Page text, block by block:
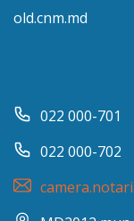
old.cnm.md
022 000-701
022 000-702